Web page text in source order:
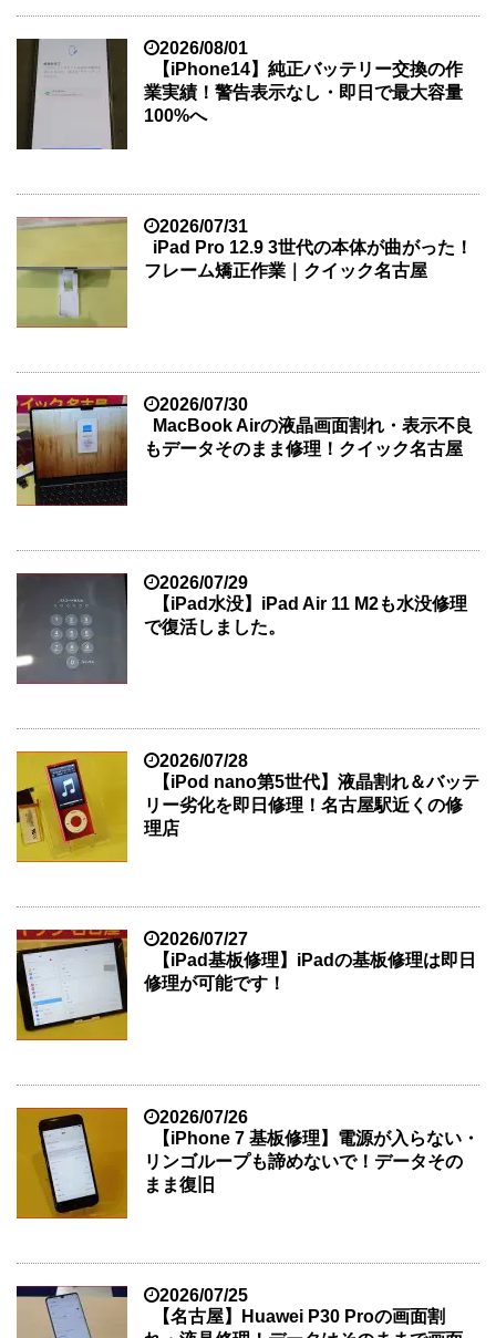
2026/08/01
【iPhone14】純正バッテリー交換の作
業実績！警告表示なし・即日で最大容量
100%へ
2026/07/31
iPad Pro 12.9 3世代の本体が曲がった！
フレーム矯正作業｜クイック名古屋
2026/07/30
MacBook Airの液晶画面割れ・表示不良
もデータそのまま修理！クイック名古屋
2026/07/29
【iPad水没】iPad Air 11 M2も水没修理
で復活しました。
2026/07/28
【iPod nano第5世代】液晶割れ＆バッテ
リー劣化を即日修理！名古屋駅近くの修
理店
2026/07/27
【iPad基板修理】iPadの基板修理は即日
修理が可能です！
2026/07/26
【iPhone 7 基板修理】電源が入らない・
リンゴループも諦めないで！データその
まま復旧
2026/07/25
【名古屋】Huawei P30 Proの画面割